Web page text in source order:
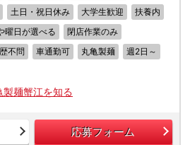
土日・祝日休み 大学生歓迎
扶養内
曜日が選べる
閉店作業のみ
不問 車通勤可 丸亀製麺 週2日～
製麺蟹江を知る
応募フォーム